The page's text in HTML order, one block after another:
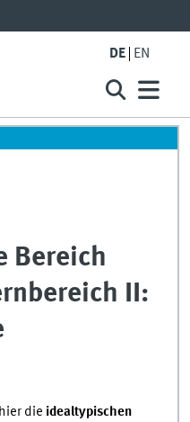
DE EN
Bereich
II:
die idealtypischen